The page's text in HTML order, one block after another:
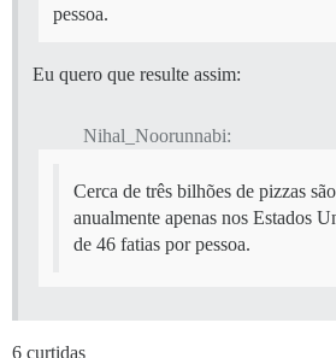
pessoa.
Eu quero que resulte assim:
Nihal_Noorunnabi:
Cerca de três bilhões de pizzas
anualmente apenas nos Estados
de 46 fatias por pessoa.
6 curtidas